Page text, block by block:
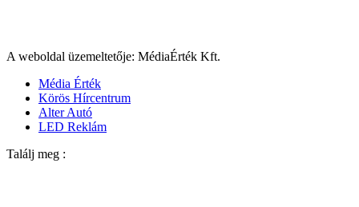
A weboldal üzemeltetője: MédiaÉrték Kft.
Média Érték
Körös Hírcentrum
Alter Autó
LED Reklám
Találj meg :